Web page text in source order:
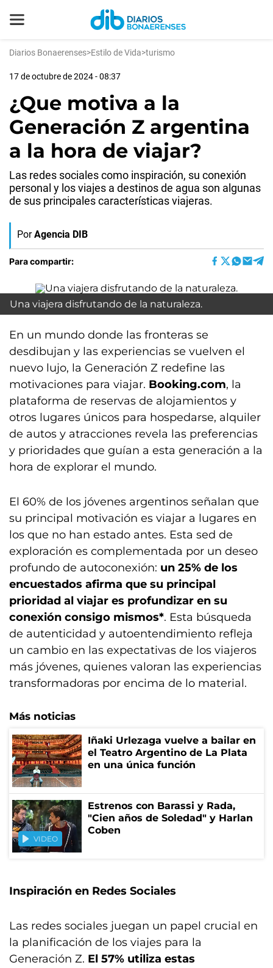
Diarios Bonaerenses>Estilo de Vida>turismo
17 de octubre de 2024 - 08:37
¿Que motiva a la
Generación Z argentina
a la hora de viajar?
Las redes sociales como inspiración, su conexión
personal y los viajes a destinos de agua son algunas
de sus principales características viajeras.
Por Agencia DIB
Para compartir:
Una viajera disfrutando de la naturaleza.
En un mundo donde las fronteras se
desdibujan y las experiencias se vuelven el
nuevo lujo, la Generación Z redefine las
motivaciones para viajar. Booking.com, la
plataforma de reservas de alojamientos y
otros lugares únicos para hospedarse, alquiler
de autos y atracciones revela las preferencias
y prioridades que guían a esta generación a la
hora de explorar el mundo.
El 60% de los jóvenes argentinos señalan que
su principal motivación es viajar a lugares en
los que no han estado antes. Esta sed de
exploración es complementada por un deseo
profundo de autoconexión: un 25% de los
encuestados afirma que su principal
prioridad al viajar es profundizar en su
conexión consigo mismos*. Esta búsqueda
de autenticidad y autoentendimiento refleja
un cambio en las expectativas de los viajeros
más jóvenes, quienes valoran las experiencias
transformadoras por encima de lo material.
Más noticias
Iñaki Urlezaga vuelve a bailar en
el Teatro Argentino de La Plata
en una única función
VIDEO
Estrenos con Barassi y Rada,
"Cien años de Soledad" y Harlan
Coben
Inspiración en Redes Sociales
Las redes sociales juegan un papel crucial en
la planificación de los viajes para la
Generación Z. El 57% utiliza estas